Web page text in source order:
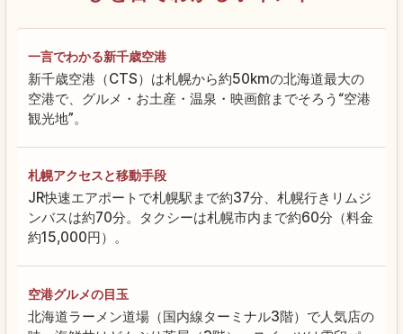
一言でわかる新千歳空港
新千歳空港（CTS）は札幌から約50kmの北海道最大の
空港で、グルメ・お土産・温泉・映画館までそろう“空港
観光地”。
札幌アクセスと移動手段
JR快速エアポートで札幌駅まで約37分、札幌行きリムジ
ンバスは約70分。タクシーは札幌市内まで約60分（料金
約15,000円）。
空港グルメの目玉
北海道ラーメン道場（国内線ターミナル3階）で人気店の